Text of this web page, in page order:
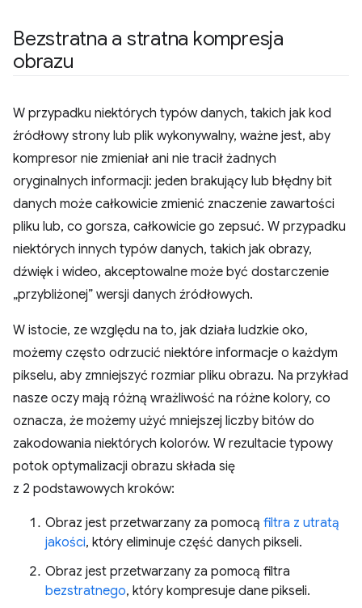
Bezstratna a stratna kompresja
obrazu
W przypadku niektórych typów danych, takich jak kod
źródłowy strony lub plik wykonywalny, ważne jest, aby
kompresor nie zmieniał ani nie tracił żadnych
oryginalnych informacji: jeden brakujący lub błędny bit
danych może całkowicie zmienić znaczenie zawartości
pliku lub, co gorsza, całkowicie go zepsuć. W przypadku
niektórych innych typów danych, takich jak obrazy,
dźwięk i wideo, akceptowalne może być dostarczenie
„przybliżonej” wersji danych źródłowych.
W istocie, ze względu na to, jak działa ludzkie oko,
możemy często odrzucić niektóre informacje o każdym
pikselu, aby zmniejszyć rozmiar pliku obrazu. Na przykład
nasze oczy mają różną wrażliwość na różne kolory, co
oznacza, że możemy użyć mniejszej liczby bitów do
zakodowania niektórych kolorów. W rezultacie typowy
potok optymalizacji obrazu składa się
z 2 podstawowych kroków:
Obraz jest przetwarzany za pomocą filtra z utratą
jakości, który eliminuje część danych pikseli.
Obraz jest przetwarzany za pomocą filtra
bezstratnego, który kompresuje dane pikseli.